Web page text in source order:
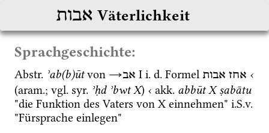
אבות Väterlichkeit
Sprachgeschichte:
Abstr. ʾab(b)ūt von →אב ‎ I i. d. Formel אחז אבות ‹
(aram.; vgl. syr. ʾḥd ʾbwt X) ‹ akk. abbūt X ṣabātu
"die Funktion des Vaters von X einnehmen" i.S.v.
"Fürsprache einlegen"